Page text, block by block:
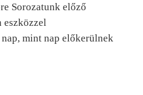
Sorozatunk előző
eszközzel
mint nap előkerülnek